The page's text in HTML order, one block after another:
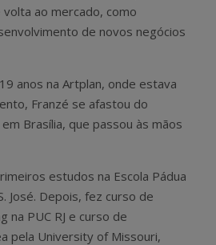
ao mercado, como
de novos negócios
anos na Artplan, onde estava
Franzé se afastou do
Brasília, que passou às mãos
estudos na Escola Pádua
José. Depois, fez curso de
na PUC RJ e curso de
pela University of Missouri,